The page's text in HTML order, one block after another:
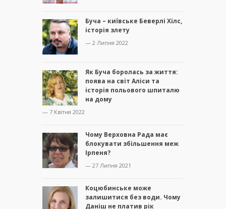
Буча – київське Беверлі Хілс,
історія злету
— 2 Липня 2022
Як Буча боролась за життя:
поява на світ Аліси та
історія польового шпиталю
на дому
— 7 Квітня 2022
Чому Верховна Рада має
блокувати збільшення меж
Ірпеня?
— 27 Липня 2021
Коцюбинське може
залишитися без води. Чому
Даніш не платив рік